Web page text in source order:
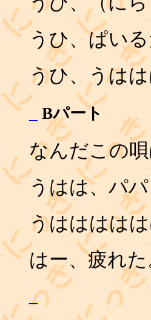
うひ、ぱい
うひ、うは
Bパート
なんだこの
うはは、パ
うはははは
はー、疲れ
_